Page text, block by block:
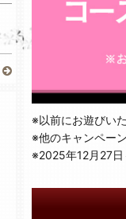
※以前にお遊びい
※他のキャンペー
※2025年12月27日